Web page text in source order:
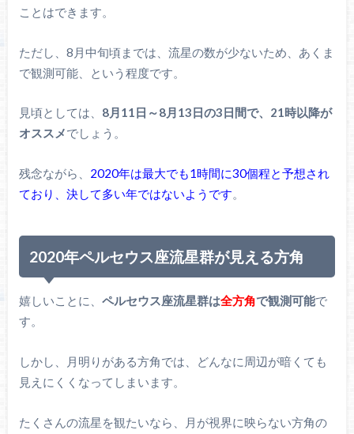
ことはできます。
ただし、8月中旬頃までは、流星の数が少ないため、あくま
で観測可能、という程度です。
見頃としては、 8月11日～8月13日の3日間で、21時以降が
オススメでしょう。
残念ながら、 2020年は最大でも1時間に30個程と予想され
ており、決して多い年ではないようです。
2020年ペルセウス座流星群が見える方角
嬉しいことに、 ペルセウス座流星群は全方角で観測可能で
す。
しかし、月明りがある方角では、どんなに周辺が暗くても
見えにくくなってしまいます。
たくさんの流星を観たいなら、月が視界に映らない方角の